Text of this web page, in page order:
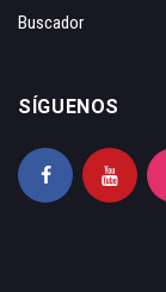
Buscador
SÍGUENOS